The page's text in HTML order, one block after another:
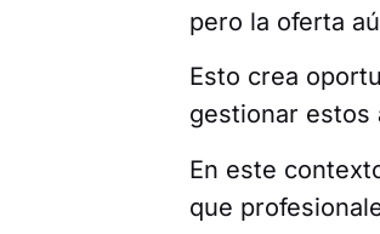
pero la oferta
Esto crea
gestionar estos
En este
que